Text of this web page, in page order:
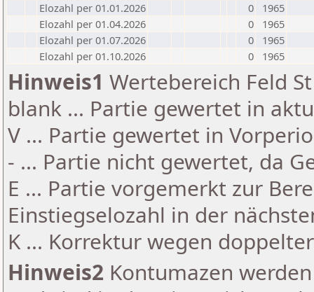
Elozahl per 01.01.2026
0
1965
Elozahl per 01.04.2026
0
1965
Elozahl per 01.07.2026
0
1965
Elozahl per 01.10.2026
0 1965
Hinweis1 Wertebereich Feld
blank ... Partie gewertet in
V ... Partie gewertet in
- ... Partie nicht gewertet, da
E ... Partie vorgemerkt zur
Einstiegselozahl in der
K ... Korrektur wegen
Hinweis2 Kontumazen